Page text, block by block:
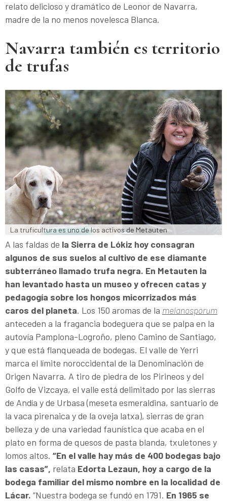
relato delicioso y dramático de Leonor de Navarra,
madre de la no menos novelesca Blanca.
Navarra también es territorio
de trufas
La truficultura es uno de los activos de Metauten
A las faldas de la Sierra de Lókiz hoy consagran
algunos de sus suelos al cultivo de ese diamante
subterráneo llamado trufa negra. En Metauten la
han levantado hasta un museo y ofrecen catas y
pedagogía sobre los hongos micorrizados más
caros del planeta. Los 150 aromas de la melanosporum
anteceden a la fragancia bodeguera que se palpa en la
autovía Pamplona-Logroño, pleno Camino de Santiago,
y que está flanqueada de bodegas. El valle de Yerri
marca el límite noroccidental de la Denominación de
Origen Navarra. A tiro de piedra de los Pirineos y del
Golfo de Vizcaya, el valle está delimitado por las sierras
de Andía y de Urbasa (meseta esmeraldina, santuario de
la vaca pirenaica y de la oveja latxa), sierras de gran
belleza y de una variedad faunística que acaba en el
plato en forma de quesos de pasta blanda, txuletones y
lomos altos. “En el valle hay más de 400 bodegas bajo
las casas”, relata Edorta Lezaun, hoy a cargo de la
bodega familiar del mismo nombre en la localidad de
Lácar. “Nuestra bodega se fundó en 1791. En 1965 se